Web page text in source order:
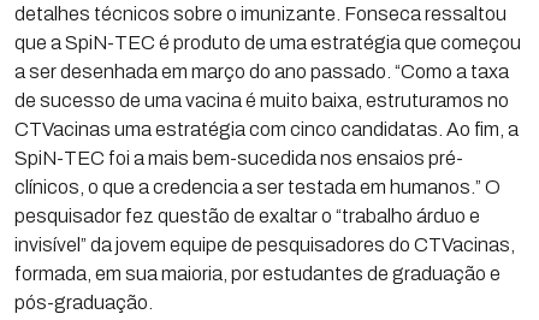
detalhes técnicos sobre o imunizante. Fonseca ressaltou
que a SpiN-TEC é produto de uma estratégia que começou
a ser desenhada em março do ano passado. “Como a taxa
de sucesso de uma vacina é muito baixa, estruturamos no
CTVacinas uma estratégia com cinco candidatas. Ao fim, a
SpiN-TEC foi a mais bem-sucedida nos ensaios pré-
clínicos, o que a credencia a ser testada em humanos.” O
pesquisador fez questão de exaltar o “trabalho árduo e
invisível” da jovem equipe de pesquisadores do CTVacinas,
formada, em sua maioria, por estudantes de graduação e
pós-graduação.